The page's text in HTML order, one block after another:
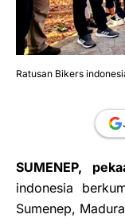
Ratusan Bikers
SUMENEP,
indonesia
Sumenep,